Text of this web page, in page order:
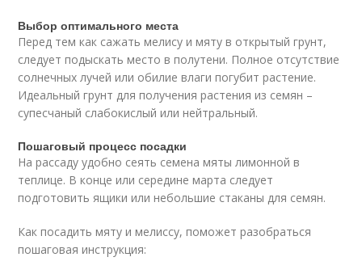
Выбор оптимального места
Перед тем как сажать мелису и мяту в открытый грунт,
следует подыскать место в полутени. Полное отсутствие
солнечных лучей или обилие влаги погубит растение.
Идеальный грунт для получения растения из семян –
супесчаный слабокислый или нейтральный.
Пошаговый процесс посадки
На рассаду удобно сеять семена мяты лимонной в
теплице. В конце или середине марта следует
подготовить ящики или небольшие стаканы для семян.
Как посадить мяту и мелиссу, поможет разобраться
пошаговая инструкция: